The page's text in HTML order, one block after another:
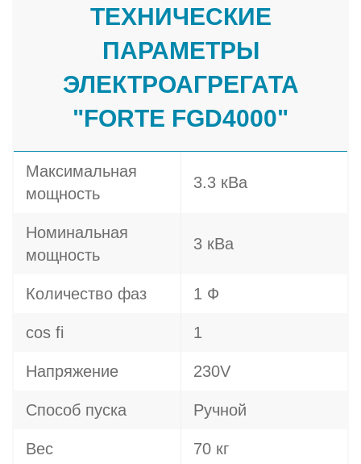
ТЕХНИЧЕСКИЕ
ПАРАМЕТРЫ
ЭЛЕКТРОАГРЕГАТА
"FORTE FGD4000"
Максимальная
мощность
3.3 кВа
Номинальная
мощность
3 кВа
Количество фаз 1 Ф
cos fi 1
Напряжение 230V
Способ пуска Ручной
Вес 70 кг